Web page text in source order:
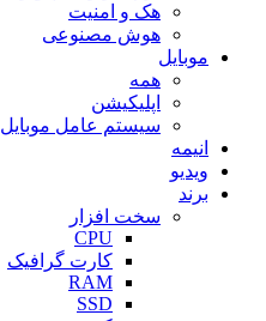
هک و امنیت
هوش مصنوعی
موبایل
همه
اپلیکیشن
سیستم عامل موبایل
انیمه
ویدیو
برند
سخت افزار
CPU
کارت گرافیک
RAM
SSD